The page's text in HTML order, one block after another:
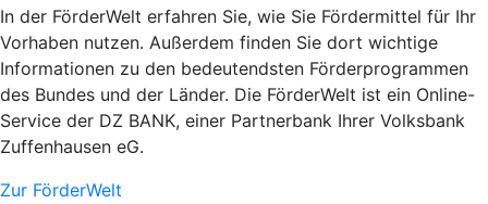
In der FörderWelt erfahren Sie, wie Sie Fördermittel für Ihr
Vorhaben nutzen. Außerdem finden Sie dort wichtige
Informationen zu den bedeutendsten Förderprogrammen
des Bundes und der Länder. Die FörderWelt ist ein Online-
Service der DZ BANK, einer Partnerbank Ihrer Volksbank
Zuffenhausen eG.
Zur FörderWelt